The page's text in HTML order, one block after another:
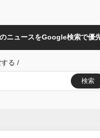
ニュースをGoogle検索で優
る /
検索